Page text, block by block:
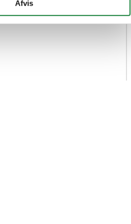
indsamlet fra din brug af deres
Afvis